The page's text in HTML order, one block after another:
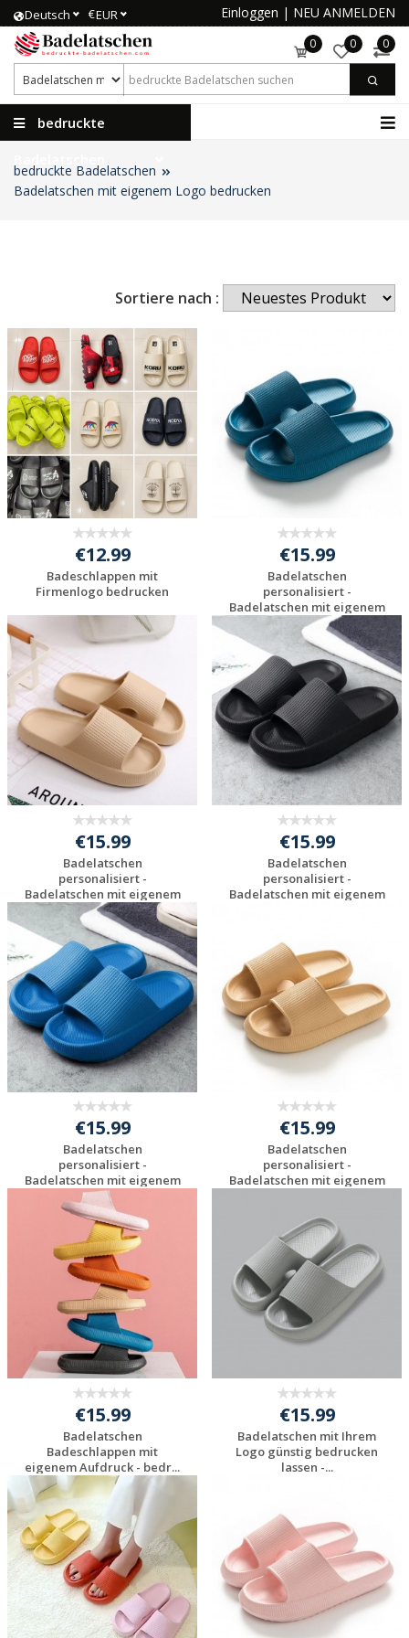
Deutsch €EUR Einloggen | NEU ANMELDEN
0 0 0
bedruckte
bedruckte Badelatschen
Badelatschen mit eigenem Logo bedrucken
Sortiere nach :
€12.99
Badeschlappen mit
Firmenlogo bedrucken
Angebot anfordern
€15.99
Badelatschen
personalisiert -
Badelatschen mit eigenem
...
Individuelles
Angebot anfordern
€15.99
Badelatschen
personalisiert -
Badelatschen mit eigenem
...
Individuelles
Angebot anfordern
€15.99
Badelatschen
personalisiert -
Badelatschen mit eigenem
Angebot anfordern
€15.99
Badelatschen
personalisiert -
Badelatschen mit eigenem
...
Individuelles
Angebot anfordern
€15.99
Badelatschen
personalisiert -
Badelatschen mit eigenem
Angebot anfordern
€15.99
Badelatschen
Badeschlappen mit
eigenem Aufdruck - bedr...
Individuelles
Angebot anfordern
€15.99
Badelatschen mit Ihrem
Logo günstig bedrucken
lassen -...
Angebot anfordern